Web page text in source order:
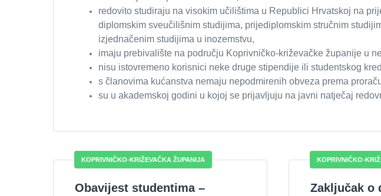
redovito studiraju na visokim učilištima u Republici Hrvatskoj na
diplomskim sveučilišnim studijima, prijediplomskim stručnim
izjednačenim studijima u inozemstvu,
imaju prebivalište na području Koprivničko-križevačke županije u
nisu istovremeno korisnici neke druge stipendije ili studentskog
s članovima kućanstva nemaju nepodmirenih obveza prema
su u akademskoj godini u kojoj se prijavljuju na javni natječaj
KOPRIVNIČKO-KRIŽEVAČKA ŽUPANIJA
Obavijest studentima –
KOPRIVNIČKO-
Zaključak o